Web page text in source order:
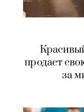
продает
за